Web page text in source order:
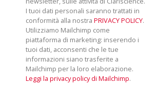
I tuoi dati personali saranno trattati in
conformità alla nostra PRIVACY POLICY.
Utilizziamo Mailchimp come
piattaforma di marketing: inserendo i
tuoi dati, acconsenti che le tue
informazioni siano trasferite a
Mailchimp per la loro elaborazione.
Leggi la privacy policy di Mailchimp.